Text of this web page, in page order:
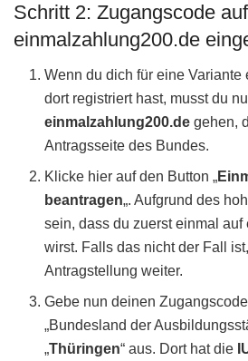
Schritt 2: Zugangscode auf
einmalzahlung200.de
Wenn du dich für eine Variante
dort registriert hast, musst du
einmalzahlung200.de gehen,
Antragsseite des Bundes.
Klicke hier auf den Button „
beantragen„. Aufgrund des
sein, dass du zuerst einmal
wirst. Falls das nicht der Fall
Antragstellung weiter.
Gebe nun deinen
„Bundesland der
„Thüringen“ aus. Dort hat die